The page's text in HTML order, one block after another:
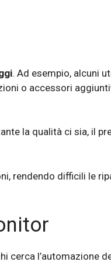
. Ad esempio, alcuni
o accessori
la qualità ci sia, il
rendendo difficili le
cerca l’automazione